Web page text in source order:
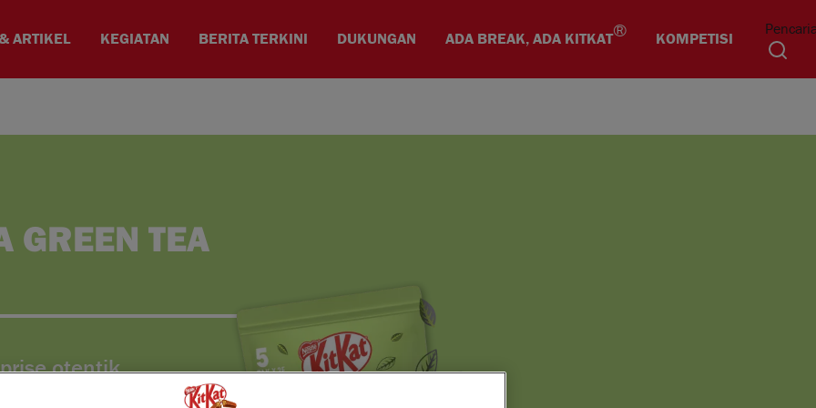
ARTIKEL KEGIATAN BERITA TERKINI DUKUNGAN ADA BREAK, ADA KITKAT® KOMPETISI
GREEN TEA
otentik